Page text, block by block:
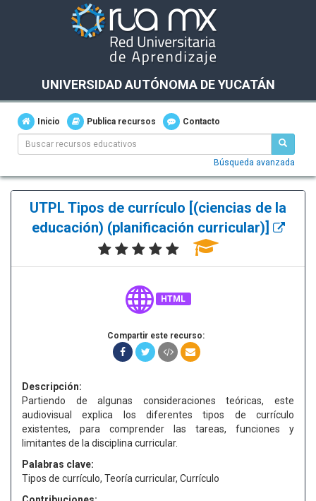
UNIVERSIDAD AUTÓNOMA DE YUCATÁN
Inicio Publica recursos Contacto
Búsqueda avanzada
UTPL Tipos de currículo [(ciencias de la
educación) (planificación curricular)]
HTML
Compartir este recurso:
Descripción:
Partiendo de algunas consideraciones teóricas, este
audiovisual explica los diferentes tipos de currículo
existentes, para comprender las tareas, funciones y
limitantes de la disciplina curricular.
Palabras clave:
Tipos de currículo, Teoría curricular, Currículo